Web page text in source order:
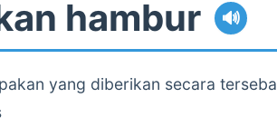
hambur 🔊
yang diberikan secara